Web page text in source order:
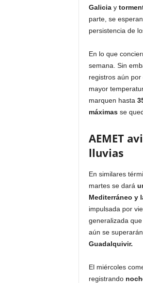
Galiciay
parte, se
persistencia de
En lo que
semana. Sin
registros aún
mayor
marquen hasta
máximasse
AEMET
lluvias
En similares
martes se dará
Mediterráneo y
impulsada por
generalizada
aún se superarán
Guadalquivir.
El miércoles
registrando